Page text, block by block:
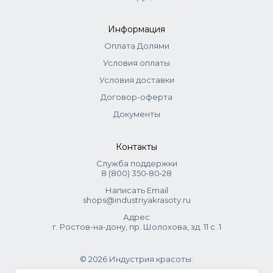
Масло кокоса
Potassium Cetyl Phosphate, Cetyl Palmitate, Ethylhexyl
Stearate, Glyceryl Stearate, Theobroma Cacao Seed Butter,
Phenoxyethanol, Squalane, Snail Secretion Filtrate,
Dimethicone, Tocopheryl Acetate, Methylparaben,
Ethylparaben, Hexyl Cinnamal, Benzyl Salicylate, Caprylyl
Glycol, Phenethyl Alcohol, Benzyl Benzoate, Benzyl Alcohol,
Информация
Оплата Долями
Условия оплаты
Условия доставки
Договор-оферта
Документы
Контакты
Служба поддержки
8 (800) 350‑80‑28
Написать Email
shops@industriyakrasoty.ru
Адрес
г. Ростов-на-дону, пр. Шолохова, зд. 11 с. 1
© 2026 Индустрия красоты.
.